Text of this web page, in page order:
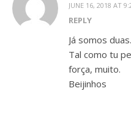
JUNE 16, 2018 AT
REPLY
Já somos duas.
Tal como tu
força, muito.
Beijinhos